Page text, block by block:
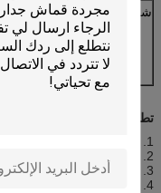
شرط الشحن
1.
صغيرة ؛
2. مع
عن طريق
تطبيق الرسم الزيتي الحديث
1. الفنادق والديكورات المنزلية
2. تصميم منزل حديث
3. الجمعية الزخرفية الناعمة
4. متجر القهوة والديكور ضبط النفس